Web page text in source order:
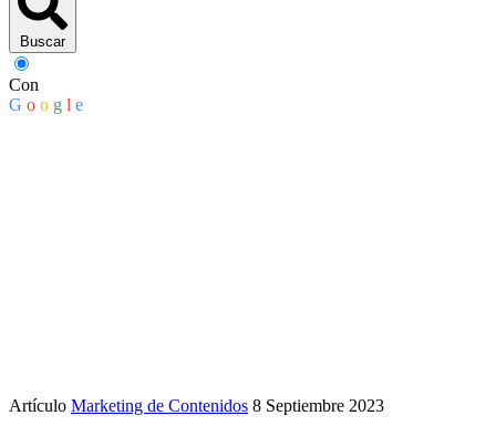
Buscar
Con
G o o g l e
Artículo Marketing de Contenidos 8 Septiembre 2023